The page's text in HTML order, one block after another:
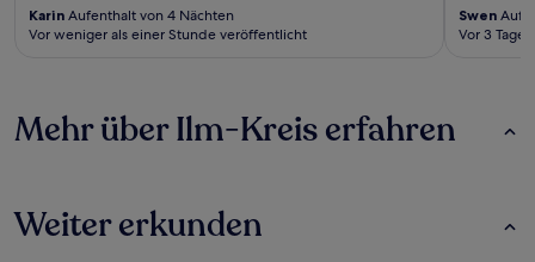
Karin Aufenthalt von 4 Nächten
Vor weniger als einer Stunde veröffentlicht
Swen
Vor 3
Mehr über Ilm-Kreis erfahren
Weiter erkunden